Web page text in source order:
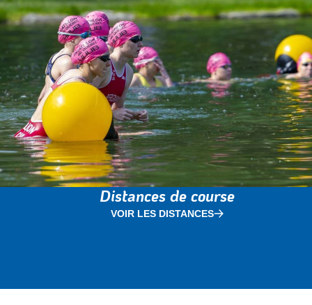
Distances de course
VOIR LES DISTANCES